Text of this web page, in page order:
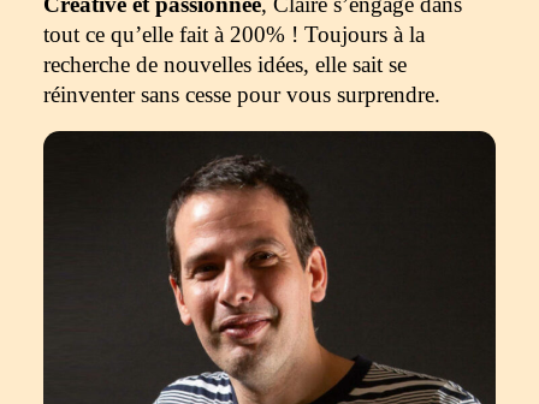
tout ce qu’elle fait à 200% ! Toujours à la
recherche de nouvelles idées, elle sait se
réinventer sans cesse pour vous surprendre.